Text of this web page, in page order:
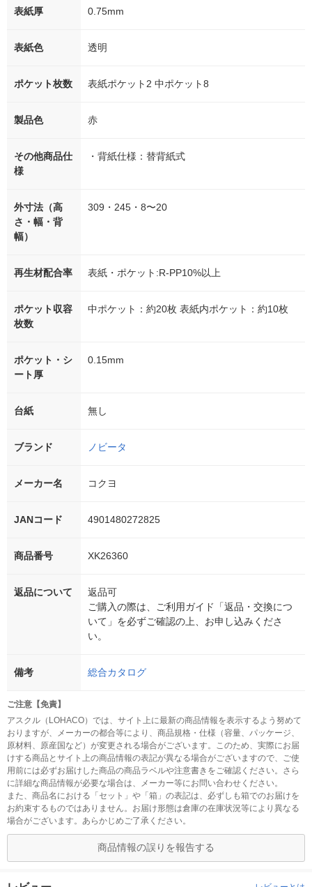
表紙厚 0.75mm
表紙色 透明
ポケット枚数 表紙ポケット2 中ポケット8
製品色 赤
その他商品仕
様
・背紙仕様：替背紙式
外寸法（高
さ・幅・背
幅）
309・245・8〜20
再生材配合率 表紙・ポケット:R-PP10%以上
ポケット収容
枚数
中ポケット：約20枚 表紙内ポケット：約10枚
ポケット・シ
ート厚
0.15mm
台紙 無し
ブランド ノビータ
メーカー名 コクヨ
JANコード 4901480272825
商品番号 XK26360
返品について
返品可
ご購入の際は、ご利用ガイド「返品・交換につ
いて」を必ずご確認の上、お申し込みくださ
い。
備考 総合カタログ
ご注意【免責】
アスクル（LOHACO）では、サイト上に最新の商品情報を表示するよう努めて
おりますが、メーカーの都合等により、商品規格・仕様（容量、パッケージ、
原材料、原産国など）が変更される場合がございます。このため、実際にお届
けする商品とサイト上の商品情報の表記が異なる場合がございますので、ご使
用前には必ずお届けした商品の商品ラベルや注意書きをご確認ください。さら
に詳細な商品情報が必要な場合は、メーカー等にお問い合わせください。
また、商品名における「セット」や「箱」の表記は、必ずしも箱でのお届けを
お約束するものではありません。お届け形態は倉庫の在庫状況等により異なる
場合がございます。あらかじめご了承ください。
商品情報の誤りを報告する